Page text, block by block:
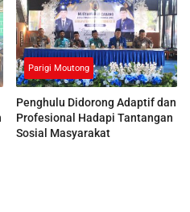
Parigi Moutong
Penghulu Didorong Adaptif dan
Profesional Hadapi Tantangan
Sosial Masyarakat